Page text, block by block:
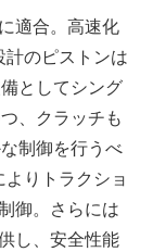
適合。高速化
のピストンは
としてシング
、クラッチも
制御を行うべ
りトラクショ
御。さらには
し、安全性能